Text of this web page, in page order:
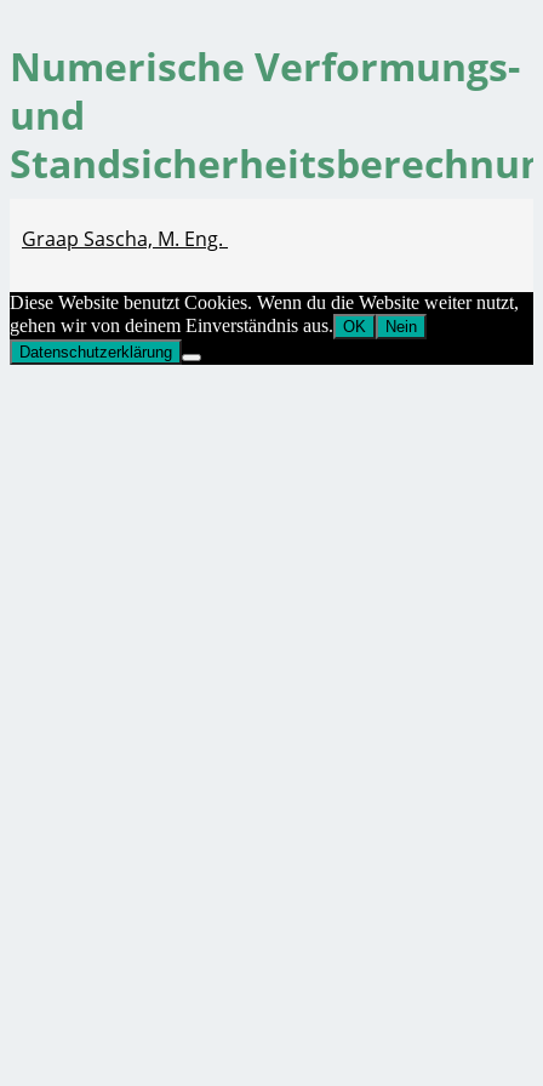
Numerische Verformungs-
und
Graap Sascha, M. Eng.
Diese Website benutzt Cookies. Wenn du die Website weiter nutzt,
gehen wir von deinem Einverständnis aus. OK
Nein
Datenschutzerklärung